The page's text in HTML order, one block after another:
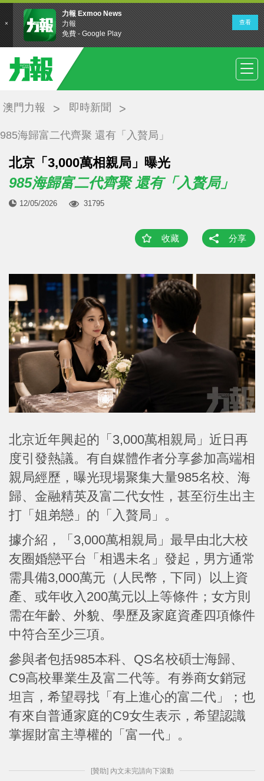
澳門力報 即時新聞
985海歸富二代齊聚 還有「入贅局」
北京「3,000萬相親局」曝光
985海歸富二代齊聚 還有「入贅局」
12/05/2026 31795
收藏 分享
北京近年興起的「3,000萬相親局」近日再
度引發熱議。有自媒體作者分享參加高端相
親局經歷，曝光現場聚集大量985名校、海
歸、金融精英及富二代女性，甚至衍生出主
打「姐弟戀」的「入贅局」。
據介紹，「3,000萬相親局」最早由北大校
友圈婚戀平台「相遇未名」發起，男方通常
需具備3,000萬元（人民幣，下同）以上資
產、或年收入200萬元以上等條件；女方則
需在年齡、外貌、學歷及家庭資產四項條件
中符合至少三項。
參與者包括985本科、QS名校碩士海歸、
C9高校畢業生及富二代等。有券商女銷冠
坦言，希望尋找「有上進心的富二代」；也
有來自普通家庭的C9女生表示，希望認識
掌握財富主導權的「富一代」。
[贊助] 內文未完請向下滾動